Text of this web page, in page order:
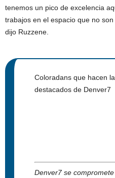
tenemos un pico de excelencia
trabajos en el espacio que no son
dijo Ruzzene.
Coloradans que hacen
destacados de Denver7
Denver7 se